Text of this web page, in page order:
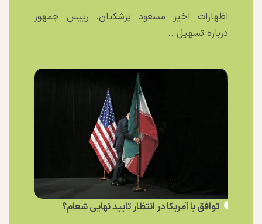
اظهارات اخیر مسعود پزشکیان، رییس جمهور
درباره تسهیل...
توافق با آمریکا در انتظار تایید نهایی شعام؟